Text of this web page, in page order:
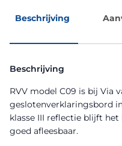
Beschrijving
Beschrijving
RVV model C09 is bij Via
geslotenverklaringsbord
klasse III reflectie blijft
goed afleesbaar.